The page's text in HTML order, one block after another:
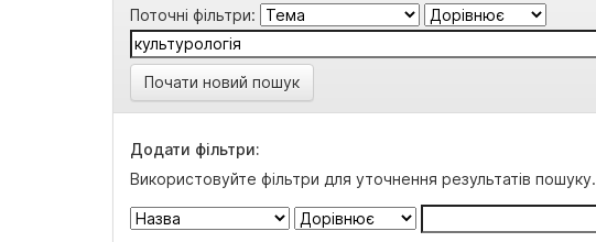
Поточні фільтри:
Почати новий пошук
Додати фільтри:
Використовуйте фільтри для уточнення результатів пошуку.